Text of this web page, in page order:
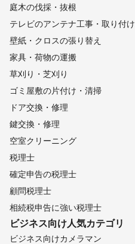
庭木の伐採・抜根
テレビのアンテナ工事・取り付け
壁紙・クロスの張り替え
家具・荷物の運搬
草刈り・芝刈り
ゴミ屋敷の片付け・清掃
ドア交換・修理
鍵交換・修理
空室クリーニング
税理士
確定申告の税理士
顧問税理士
相続税申告に強い税理士
ビジネス向け人気カテゴリ
ビジネス向けカメラマン